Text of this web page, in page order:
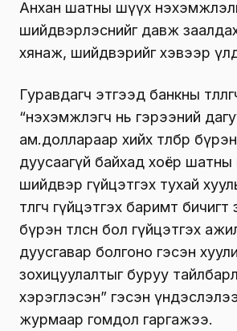
Анхан шатны шүүх
шийдвэрлэснийг давж
хянаж, шийдвэрийг хэвээр
Гуравдагч этгээд банкны
“нэхэмжлэгч нь гэрээний
ам.доллараар хийх төлбөрөө
дуусаагүй байхад хоёр
шийдвэр гүйцэтгэх тухай
төлөгч гүйцэтгэх баримт бичигт
бүрэн төлсөн бол гүйцэтгэх
дуусгавар болгоно гэсэн
зохицуулалтыг буруу
хэрэглэсэн” гэсэн
журмаар гомдол гаргажээ.